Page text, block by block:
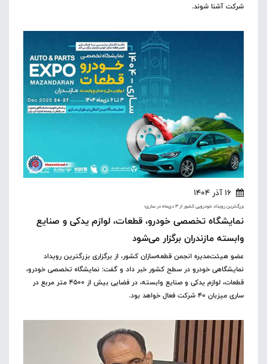
شرکت آشنا شوند.
16 آذر 1404
بزرگ‌ترین رویداد خودرویی کشور از 3 دی‌ماه‌ در ساری؛
نمایشگاه تخصصی خودرو، قطعات، لوازم یدکی و صنایع
وابسته مازندران برگزار می‌شود
عضو هیئت‌مدیره انجمن قطعه‌سازان کشور، از برگزاری بزرگترین رویداد
نمایشگاهی خودرو در سطح کشور خبر داد و گفت: نمایشگاه تخصصی خودرو،
قطعات، لوازم یدکی و صنایع وابسته، در فضایی بیش از ۴۵۰۰ متر مربع در
ساری میزبان ۴۰ شرکت فعال خواهد بود.